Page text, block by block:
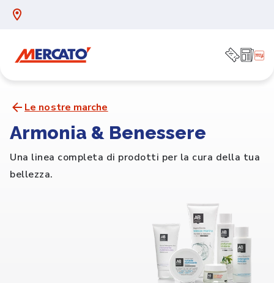
Le nostre marche
Armonia & Benessere
Una linea completa di prodotti per la cura della tua
bellezza.